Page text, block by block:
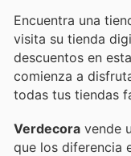
Encuentra una
visita su tienda
descuentos en
comienza a
todas tus tiendas
Verdecora vende
que los diferencia